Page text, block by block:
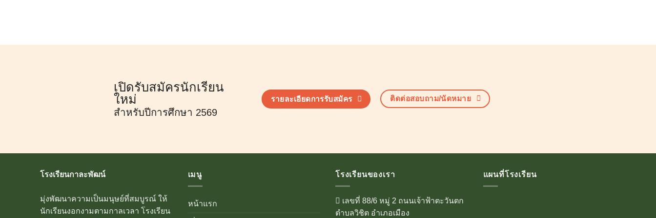
เปิดรับสมัครนักเรียน
ใหม่
สำหรับปีการศึกษา 2569
รายละเอียดการรับสมัคร ติดต่อสอบถาม/นัดหมาย
โรงเรียนกาละพัฒน์
มุ่งพัฒนาความเป็นมนุษย์ที่สมบูรณ์ ให้
นักเรียนงอกงามตามกาลเวลา โรงเรียน
เมนู
หน้าแรก
โรงเรียนของเรา
เลขที่ 88/6 หมู่ 2 ถนนเจ้าฟ้าตะวันตก
ตำบลวิชิต อำเภอเมือง
แผนที่โรงเรียน